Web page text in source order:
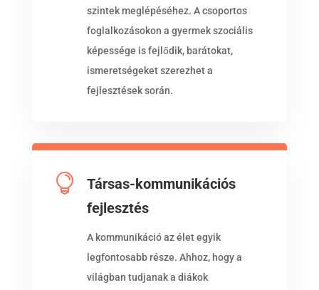
szintek meglépéséhez. A csoportos
foglalkozásokon a gyermek szociális
képessége is fejlődik, barátokat,
ismeretségeket szerezhet a
fejlesztések során.

Társas-kommunikációs
fejlesztés
A kommunikáció az élet egyik
legfontosabb része. Ahhoz, hogy a
világban tudjanak a diákok